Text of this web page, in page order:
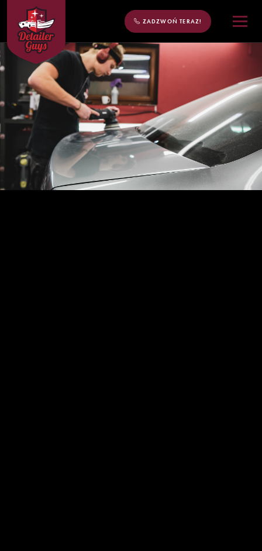
ZADZWOŃ TERAZ!